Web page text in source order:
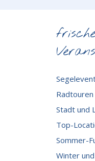
frische
Radtouren
Stadt und
Top-
Sommer-
Winter